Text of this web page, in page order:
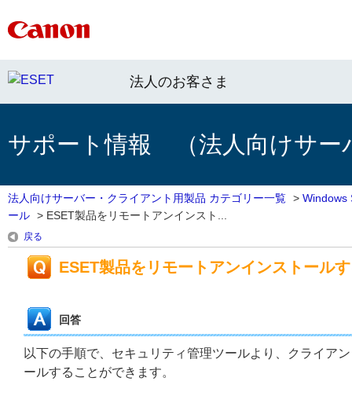
法人のお客さま
サポート情報 （法人向けサー
法人向けサーバー・クライアント用製品 カテゴリー一覧 > Windows
ール > ESET製品をリモートアンインスト...
戻る
ESET製品をリモートアンインストール
回答
以下の手順で、セキュリティ管理ツールより、クライア
ールすることができます。